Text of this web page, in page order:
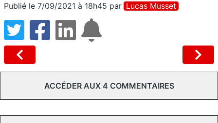
Publié le 7/09/2021 à 18h45 par Lucas Musset
ACCÉDER AUX 4 COMMENTAIRES